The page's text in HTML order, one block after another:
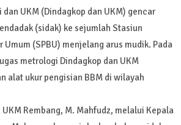
UKM (Dindagkop dan UKM) gencar
(sidak) ke sejumlah Stasiun
Umum (SPBU) menjelang arus mudik. Pada
metrologi Dindagkop dan UKM
alat ukur pengisian BBM di wilayah
Rembang, M. Mahfudz, melalui Kepala